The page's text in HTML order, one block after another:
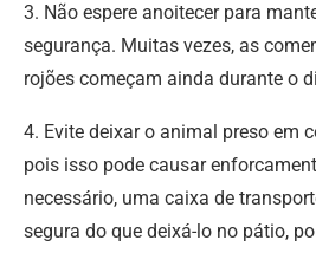
3. Não espere anoitecer para
segurança. Muitas vezes, as
rojões começam ainda durante o
4. Evite deixar o animal preso em
pois isso pode causar
necessário, uma caixa de
segura do que deixá-lo no pátio,